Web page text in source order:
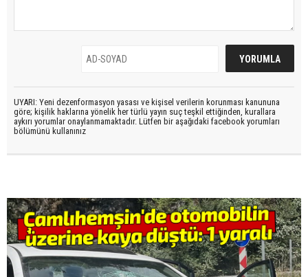
UYARI: Yeni dezenformasyon yasası ve kişisel verilerin korunması kanununa
göre; kişilik haklarına yönelik her türlü yayın suç teşkil ettiğinden, kurallara
aykırı yorumlar onaylanmamaktadır. Lütfen bir aşağıdaki facebook yorumları
bölümünü kullanınız